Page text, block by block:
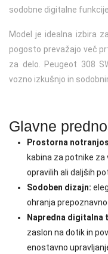
sodobne digitalne funkcije.
Model je idealna izbira
pogosto prevažajo več
za delo. Peugeot 308
vozno izkušnjo in
Glavne
Prostorna
kabina za potnike
opravilih ali daljših
Sodoben dizajn:
ohranja
Napredna digitalna
zaslon na dotik in
enostavno